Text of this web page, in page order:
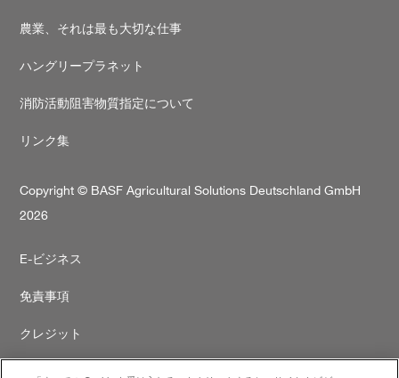
農業、それは最も大切な仕事
ハングリープラネット
消防活動阻害物質指定について
リンク集
Copyright © BASF Agricultural Solutions Deutschland GmbH
2026
Secondary
E-ビジネス
免責事項
クレジット